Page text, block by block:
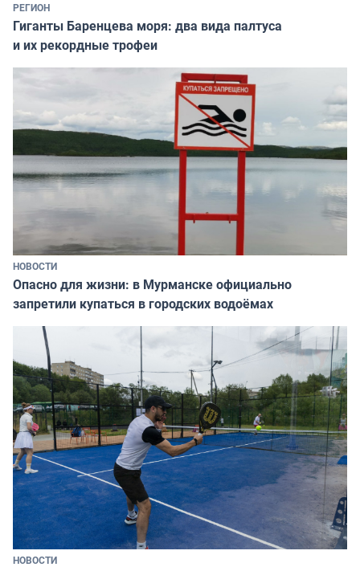
РЕГИОН
Гиганты Баренцева моря: два вида палтуса
и их рекордные трофеи
НОВОСТИ
Опасно для жизни: в Мурманске официально
запретили купаться в городских водоёмах
НОВОСТИ